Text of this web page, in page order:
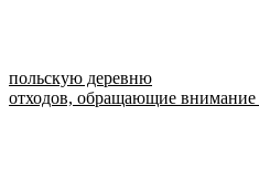
польскую деревню
отходов, обращающие